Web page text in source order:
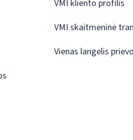
VMI kliento profilis
VMI skaitmeninė
Vienas langelis